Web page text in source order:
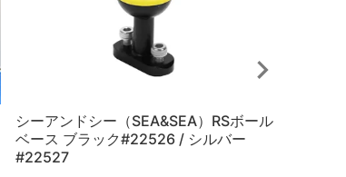
シーアンドシー（SEA&SEA）RSボール
ベース ブラック#22526 / シルバー
#22527